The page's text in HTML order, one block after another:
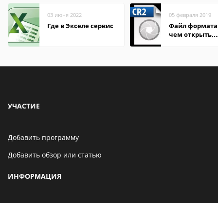
03 июня 2022
Где в Экселе сервис
05 февраля 2019
Файл формата
чем открыть,
УЧАСТИЕ
Добавить программу
Добавить обзор или статью
ИНФОРМАЦИЯ